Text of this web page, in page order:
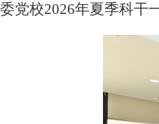
党校2026年夏季科干